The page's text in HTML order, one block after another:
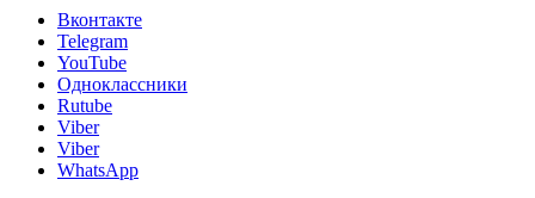
Вконтакте
Telegram
YouTube
Одноклассники
Rutube
Viber
Viber
WhatsApp